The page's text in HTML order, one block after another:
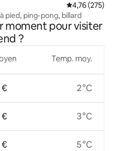
Évaluation
4,76 (275)
pied, ping-pong, billard
moment pour visiter
?
€
€
€
Temp. moy.
2 °C
3 °C
5 °C